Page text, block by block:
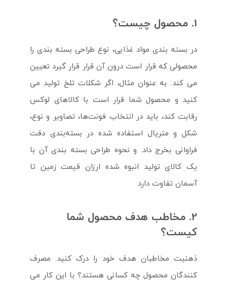
1. محصول چیست؟
در بسته بندی مواد غذایی، نوع طراحی بسته بندی را
محصولی که قرار است درون آن قرار قرار گیرد تعیین
می کند. به عنوان مثال، اگر شکلات‌ تلخ تولید می
کنید و محصول شما قرار است با کالاهای لوکس
رقابت کند، باید در انتخاب فونت‌ها، تصاویر و نوع،
شکل و متریال استفاده شده در بسته‌بندی دقت
فراوانی بخرج داد. و نحوه طراحی بسته بندی آن با
یک کالای تولید انبوه شده ارزان قیمت زمین تا
آسمان تفاوت دارد.
2. مخاطب هدف محصول شما
کیست؟
ذهنیت مخاطبان هدف خود را درک کنید. مصرف
کنندگان محصول چه کسانی هستند؟ با این کار می